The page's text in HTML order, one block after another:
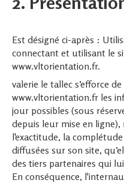
Est désigné ci-après :
connectant et utilisant le
www.vltorientation.fr.
valerie le tallec s’efforce
www.vltorientation.fr les
jour possibles (sous
depuis leur mise en
l'exactitude, la
diffusées sur son site,
des tiers partenaires qui
En conséquence,